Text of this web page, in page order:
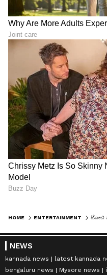
HOME ENTERTAINMENT ಟೋಬಿ
NEWS
kannada news latest kannada
bengaluru news
Mysore news